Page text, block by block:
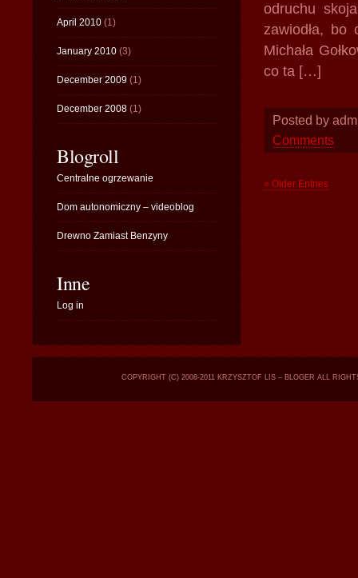
odruchu
zawiodła, bo
Michała
co ta […]
Posted by
Comments
« Older Entries
April 2010 (1)
January 2010 (3)
December 2009 (1)
December 2008 (1)
Blogroll
Centralne ogrzewanie
Dom autonomiczny – videoblog
Drewno Zamiast Benzyny
Inne
Log in
COPYRIGHT (C) 2008-2011 KRZYSZTOF LIS – BLOGER ALL